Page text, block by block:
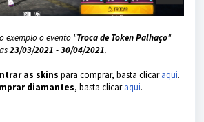
exemplo o evento "Troca de Token Palhaço"
23/03/2021 - 30/04/2021.
as skins para comprar, basta clicaraqui.
diamantes, basta clicaraqui.